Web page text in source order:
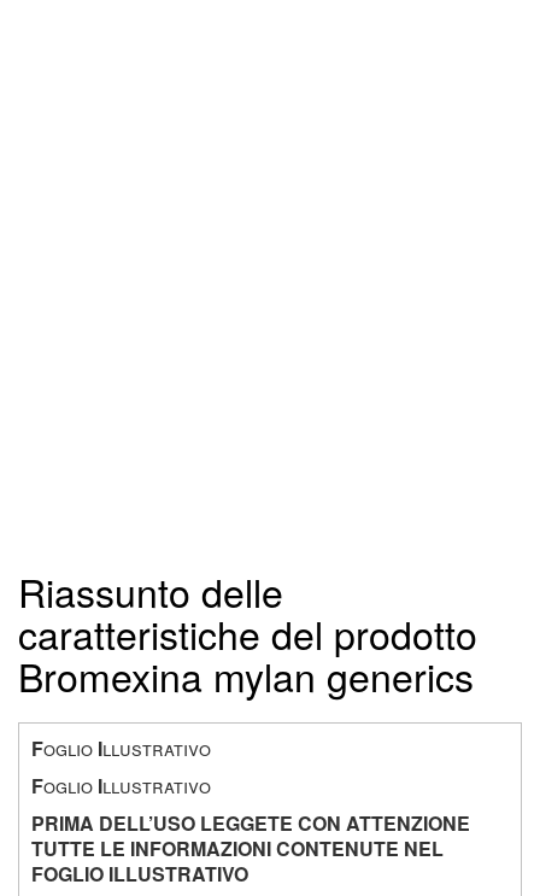
Riassunto delle
caratteristiche del prodotto
Bromexina mylan generics
Foglio Illustrativo
Foglio Illustrativo
PRIMA DELL’USO LEGGETE CON ATTENZIONE
TUTTE LE INFORMAZIONI CONTENUTE NEL
FOGLIO ILLUSTRATIVO